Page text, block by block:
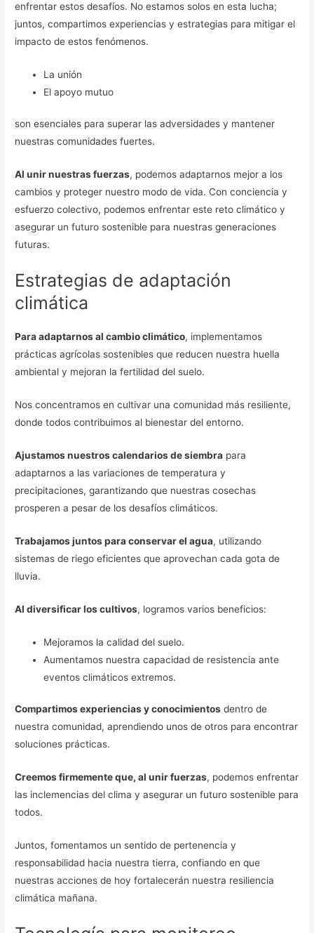
enfrentar estos desafíos. No estamos solos en esta lucha;
juntos, compartimos experiencias y estrategias para mitigar el
impacto de estos fenómenos.
La unión
El apoyo mutuo
son esenciales para superar las adversidades y mantener
nuestras comunidades fuertes.
Al unir nuestras fuerzas, podemos adaptarnos mejor a los
cambios y proteger nuestro modo de vida. Con conciencia y
esfuerzo colectivo, podemos enfrentar este reto climático y
asegurar un futuro sostenible para nuestras generaciones
futuras.
Estrategias de adaptación
climática
Para adaptarnos al cambio climático, implementamos
prácticas agrícolas sostenibles que reducen nuestra huella
ambiental y mejoran la fertilidad del suelo.
Nos concentramos en cultivar una comunidad más resiliente,
donde todos contribuimos al bienestar del entorno.
Ajustamos nuestros calendarios de siembra para
adaptarnos a las variaciones de temperatura y
precipitaciones, garantizando que nuestras cosechas
prosperen a pesar de los desafíos climáticos.
Trabajamos juntos para conservar el agua, utilizando
sistemas de riego eficientes que aprovechan cada gota de
lluvia.
Al diversificar los cultivos, logramos varios beneficios:
Mejoramos la calidad del suelo.
Aumentamos nuestra capacidad de resistencia ante
eventos climáticos extremos.
Compartimos experiencias y conocimientos dentro de
nuestra comunidad, aprendiendo unos de otros para encontrar
soluciones prácticas.
Creemos firmemente que, al unir fuerzas, podemos enfrentar
las inclemencias del clima y asegurar un futuro sostenible para
todos.
Juntos, fomentamos un sentido de pertenencia y
responsabilidad hacia nuestra tierra, confiando en que
nuestras acciones de hoy fortalecerán nuestra resiliencia
climática mañana.